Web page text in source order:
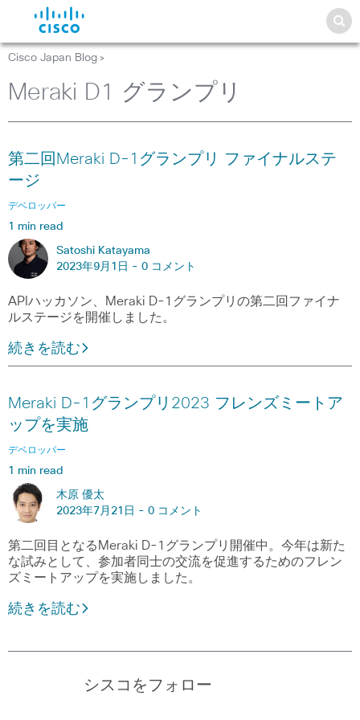
Cisco Japan Blog >
Meraki D1 グランプリ
第二回Meraki D-1グランプリ ファイナルステ
ージ
デベロッパー
1 min read
Satoshi Katayama
2023年9月1日 - 0 コメント
APIハッカソン、Meraki D-1グランプリの第二回ファイナ
ルステージを開催しました。
続きを読む
Meraki D-1グランプリ2023 フレンズミートア
ップを実施
デベロッパー
1 min read
木原 優太
2023年7月21日 - 0 コメント
第二回目となるMeraki D-1グランプリ開催中。今年は新た
な試みとして、参加者同士の交流を促進するためのフレン
ズミートアップを実施しました。
続きを読む
シスコをフォロー